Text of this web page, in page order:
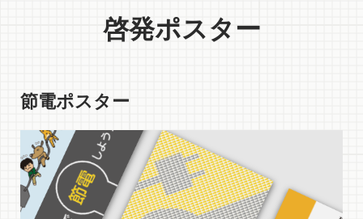
啓発ポスター
節電ポスター